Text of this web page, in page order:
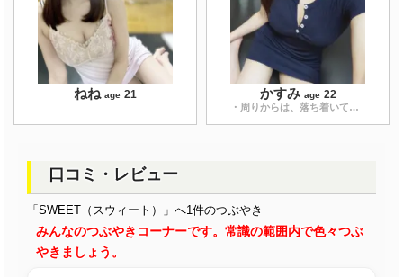
ねね age 21 かすみ age 22
・周りからは、落ち着いていて、癒されると言っていただけます！
口コミ・レビュー
「SWEET（スウィート）」へ1件のつぶやき
みんなのつぶやきコーナーです。常識の範囲内で色々つぶ
やきましょう。